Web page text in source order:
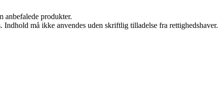
anbefalede produkter.
må ikke anvendes uden skriftlig tilladelse fra rettighedshaver.